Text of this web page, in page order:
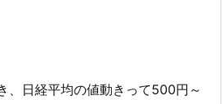
、日経平均の値動きって500円～